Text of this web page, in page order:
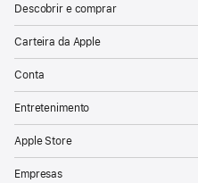
Descobrir e comprar
Carteira da Apple
Conta
Entretenimento
Apple Store
Empresas